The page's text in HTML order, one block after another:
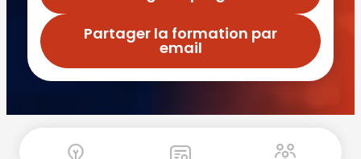
Partager la formation par
email